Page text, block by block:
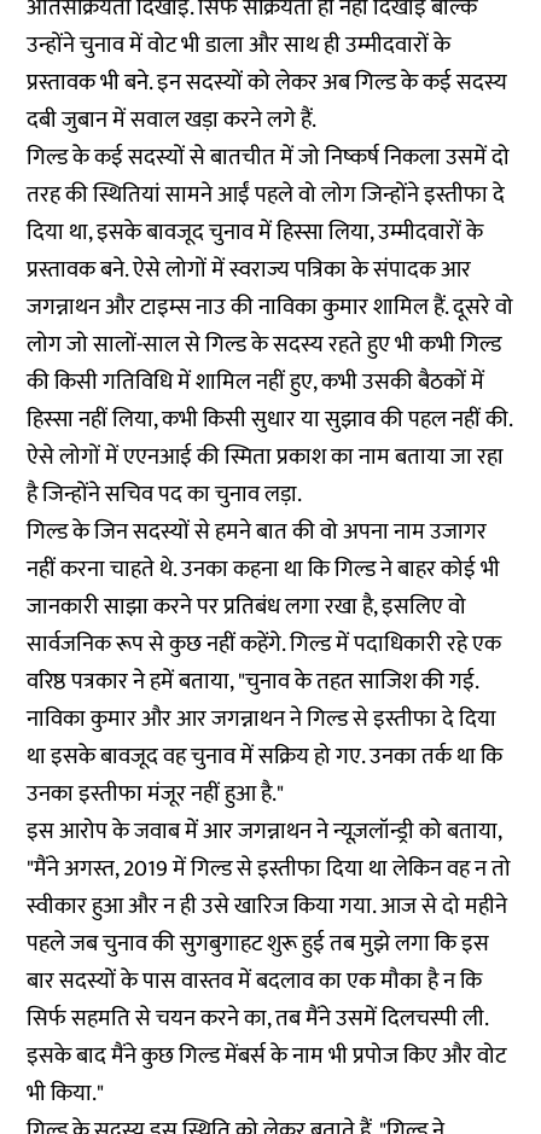
अतिसक्रियता दिखाई. सिर्फ सक्रियता ही नहीं दिखाई बल्कि
उन्होंने चुनाव में वोट भी डाला और साथ ही उम्मीदवारों के
प्रस्तावक भी बने. इन सदस्यों को लेकर अब गिल्ड के कई सदस्य
दबी जुबान में सवाल खड़ा करने लगे हैं.
गिल्ड के कई सदस्यों से बातचीत में जो निष्कर्ष निकला उसमें दो
तरह की स्थितियां सामने आईं पहले वो लोग जिन्होंने इस्तीफा दे
दिया था, इसके बावजूद चुनाव में हिस्सा लिया, उम्मीदवारों के
प्रस्तावक बने. ऐसे लोगों में स्वराज्य पत्रिका के संपादक आर
जगन्नाथन और टाइम्स नाउ की नाविका कुमार शामिल हैं. दूसरे वो
लोग जो सालों-साल से गिल्ड के सदस्य रहते हुए भी कभी गिल्ड
की किसी गतिविधि में शामिल नहीं हुए, कभी उसकी बैठकों में
हिस्सा नहीं लिया, कभी किसी सुधार या सुझाव की पहल नहीं की.
ऐसे लोगों में एएनआई की स्मिता प्रकाश का नाम बताया जा रहा
है जिन्होंने सचिव पद का चुनाव लड़ा.
गिल्ड के जिन सदस्यों से हमने बात की वो अपना नाम उजागर
नहीं करना चाहते थे. उनका कहना था कि गिल्ड ने बाहर कोई भी
जानकारी साझा करने पर प्रतिबंध लगा रखा है, इसलिए वो
सार्वजनिक रूप से कुछ नहीं कहेंगे. गिल्ड में पदाधिकारी रहे एक
वरिष्ठ पत्रकार ने हमें बताया, "चुनाव के तहत साजिश की गई.
नाविका कुमार और आर जगन्नाथन ने गिल्ड से इस्तीफा दे दिया
था इसके बावजूद वह चुनाव में सक्रिय हो गए. उनका तर्क था कि
उनका इस्तीफा मंजूर नहीं हुआ है."
इस आरोप के जवाब में आर जगन्नाथन ने न्यूज़लॉन्ड्री को बताया,
"मैंने अगस्त, 2019 में गिल्ड से इस्तीफा दिया था लेकिन वह न तो
स्वीकार हुआ और न ही उसे खारिज किया गया. आज से दो महीने
पहले जब चुनाव की सुगबुगाहट शुरू हुई तब मुझे लगा कि इस
बार सदस्यों के पास वास्तव में बदलाव का एक मौका है न कि
सिर्फ सहमति से चयन करने का, तब मैंने उसमें दिलचस्पी ली.
इसके बाद मैंने कुछ गिल्ड मेंबर्स के नाम भी प्रपोज किए और वोट
भी किया."